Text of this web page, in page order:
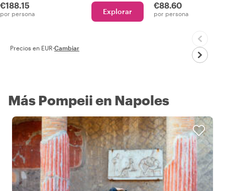
€188.15
por persona Explorar
€88.60
por persona
Precios en EUR·Cambiar
Más Pompeii en Napoles